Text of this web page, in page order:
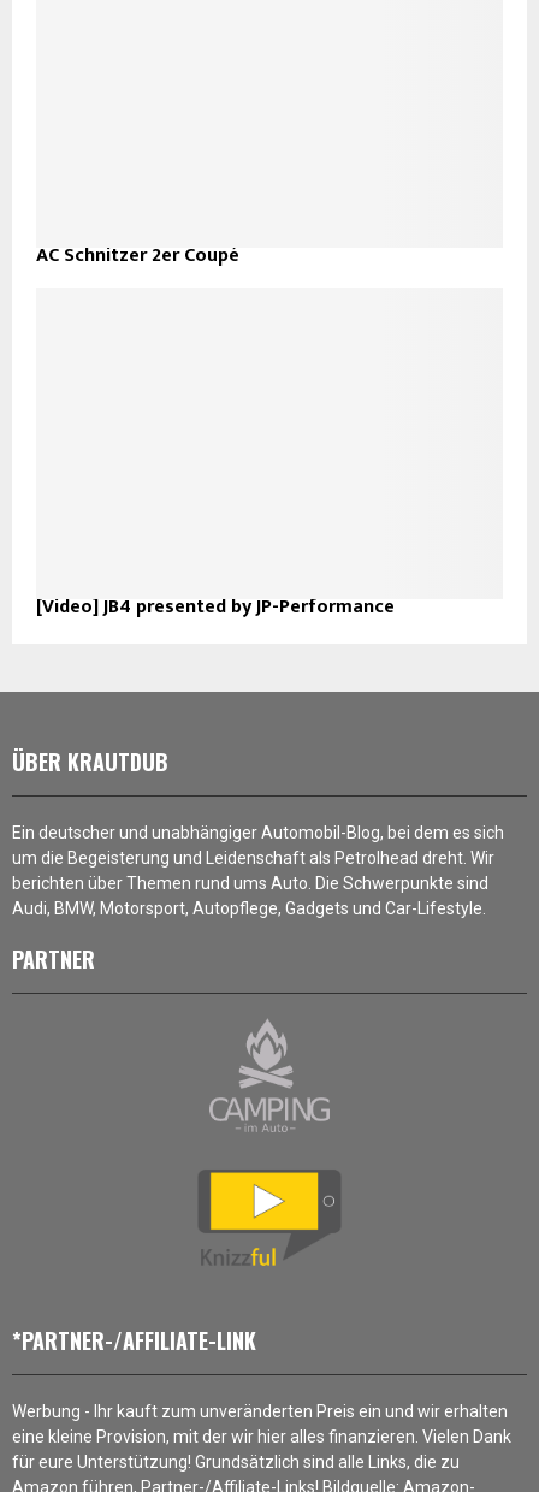
AC Schnitzer 2er Coupé
[Video] JB4 presented by JP-Performance
ÜBER KRAUTDUB
Ein deutscher und unabhängiger Automobil-Blog, bei dem es sich
um die Begeisterung und Leidenschaft als Petrolhead dreht. Wir
berichten über Themen rund ums Auto. Die Schwerpunkte sind
Audi, BMW, Motorsport, Autopflege, Gadgets und Car-Lifestyle.
PARTNER
*PARTNER-/AFFILIATE-LINK
Werbung - Ihr kauft zum unveränderten Preis ein und wir erhalten
eine kleine Provision, mit der wir hier alles finanzieren. Vielen Dank
für eure Unterstützung! Grundsätzlich sind alle Links, die zu
Amazon führen, Partner-/Affiliate-Links! Bildquelle: Amazon-